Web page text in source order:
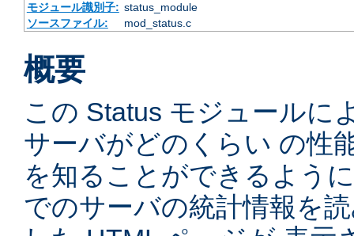
モジュール識別子: status_module
ソースファイル:
mod_status.c
概要
この Status モジュールに
サーバがどのくらい の性
を知ることができるよう
でのサーバの統計情報を